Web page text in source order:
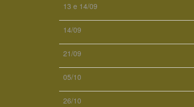
13 e 14/09
14/09
21/09
05/10
26/10